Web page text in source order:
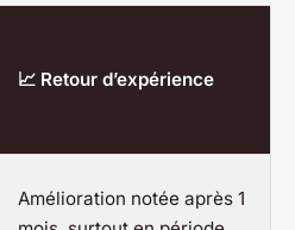
📈 Retour d’expérience
Amélioration notée après 1